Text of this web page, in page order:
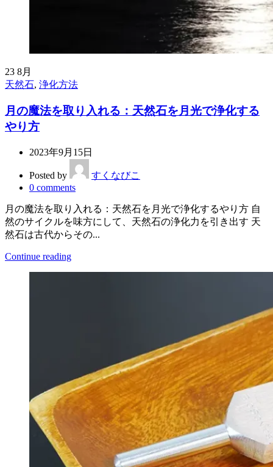
23 8月
天然石, 浄化方法
月の魔法を取り入れる：天然石を月光で浄化する
やり方
2023年9月15日
Posted by
すくなびこ
0 comments
月の魔法を取り入れる：天然石を月光で浄化するやり方 自
然のサイクルを味方にして、天然石の浄化力を引き出す 天
然石は古代からその...
Continue reading